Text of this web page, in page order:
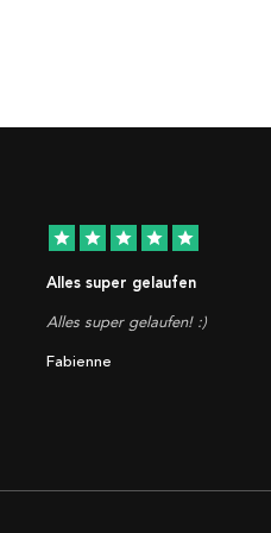
star star star star star
Alles super gelaufen
Alles super gelaufen! :)
Fabienne